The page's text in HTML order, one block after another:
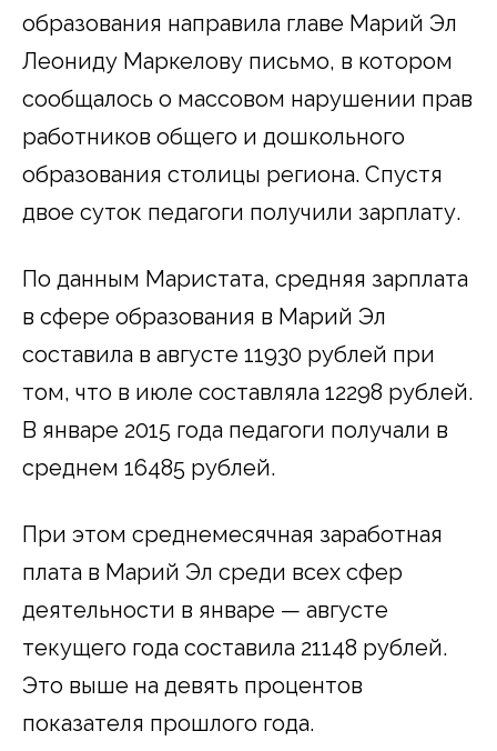
образования направила главе Марий Эл
Леониду Маркелову письмо, в котором
сообщалось о массовом нарушении прав
работников общего и дошкольного
образования столицы региона. Спустя
двое суток педагоги получили зарплату.
По данным Маристата, средняя зарплата
в сфере образования в Марий Эл
составила в августе 11930 рублей при
том, что в июле составляла 12298 рублей.
В январе 2015 года педагоги получали в
среднем 16485 рублей.
При этом среднемесячная заработная
плата в Марий Эл среди всех сфер
деятельности в январе — августе
текущего года составила 21148 рублей.
Это выше на девять процентов
показателя прошлого года.